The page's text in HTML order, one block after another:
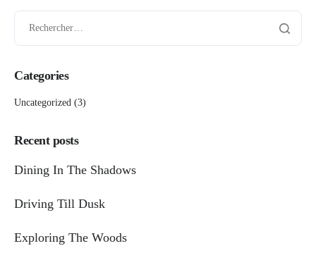
Categories
Uncategorized (3)
Recent posts
Dining In The Shadows
Driving Till Dusk
Exploring The Woods